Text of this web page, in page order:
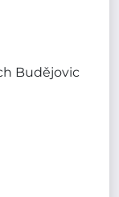
Budějovic